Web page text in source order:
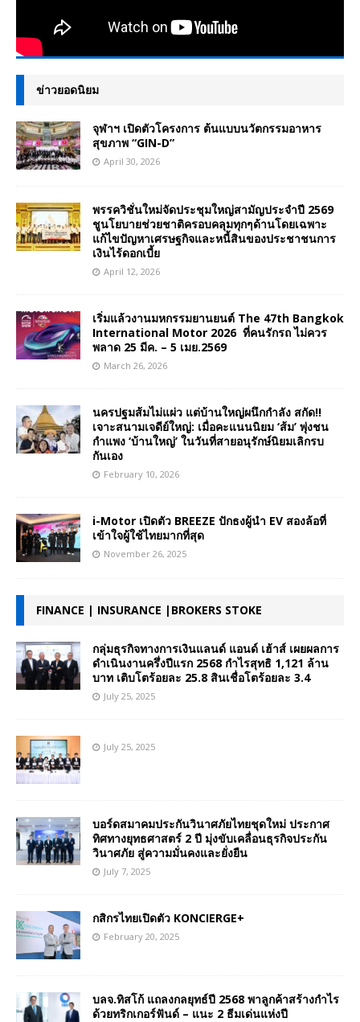
ข่าวยอดนิยม
จุฬาฯ เปิดตัวโครงการ ต้นแบบนวัตกรรมอาหาร
สุขภาพ “GIN-D”
April 30, 2026
พรรควิชั่นใหม่จัดประชุมใหญ่สามัญประจำปี 2569
ชูนโยบายช่วยชาติครอบคลุมทุกๆด้านโดยเฉพาะ
แก้ไขปัญหาเศรษฐกิจและหนี้สินของประชาชนการ
เงินไร้ดอกเบี้ย
April 12, 2026
เริ่มแล้วงานมหกรรมยานยนต์ The 47th Bangkok
International Motor 2026 ที่คนรักรถ ไม่ควร
พลาด 25 มีค. – 5 เมย.2569
March 26, 2026
นครปฐมส้มไม่แผ่ว แต่บ้านใหญ่ผนึกกำลัง สกัด!!
เจาะสนามเจดีย์ใหญ่: เมื่อคะแนนนิยม ‘ส้ม’ พุ่งชน
กำแพง ‘บ้านใหญ่’ ในวันที่สายอนุรักษ์นิยมเลิกรบ
กันเอง
February 10, 2026
i-Motor เปิดตัว BREEZE ปักธงผู้นำ EV สองล้อที่
เข้าใจผู้ใช้ไทยมากที่สุด
November 26, 2025
FINANCE | INSURANCE |BROKERS STOKE
กลุ่มธุรกิจทางการเงินแลนด์ แอนด์ เฮ้าส์ เผยผลการ
ดำเนินงานครึ่งปีแรก 2568 กำไรสุทธิ 1,121 ล้าน
บาท เติบโตร้อยละ 25.8 สินเชื่อโตร้อยละ 3.4
July 25, 2025
July 25, 2025
บอร์ดสมาคมประกันวินาศภัยไทยชุดใหม่ ประกาศ
ทิศทางยุทธศาสตร์ 2 ปี มุ่งขับเคลื่อนธุรกิจประกัน
วินาศภัย สู่ความมั่นคงและยั่งยืน
July 7, 2025
กสิกรไทยเปิดตัว KONCIERGE+
February 20, 2025
บลจ.ทิสโก้ แถลงกลยุทธ์ปี 2568 พาลูกค้าสร้างกำไร
ด้วยทริกเกอร์ฟันด์ – แนะ 2 ธีมเด่นแห่งปี